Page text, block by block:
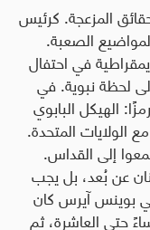
المزعجة. كرئيس
الصعبة.
في احتفال
لحظة نبوية. في
الهيكل البابوي
الولايات المتحدة.
إلى القداس.
عن بُعد، بل يجب
بوينس آيرس كان
حتى العاشرة، ثم